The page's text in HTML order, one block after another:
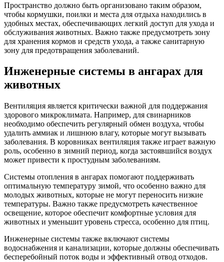
Пространство должно быть организовано таким образом,
чтобы кормушки, поилки и места для отдыха находились в
удобных местах, обеспечивающих легкий доступ для ухода и
обслуживания животных. Важно также предусмотреть зону
для хранения кормов и средств ухода, а также санитарную
зону для предотвращения заболеваний.
Инженерные системы в ангарах для
животных
Вентиляция является критически важной для поддержания
здорового микроклимата. Например, для свинарников
необходимо обеспечить регулярный обмен воздуха, чтобы
удалить аммиак и лишнюю влагу, которые могут вызывать
заболевания. В коровниках вентиляция также играет важную
роль, особенно в зимний период, когда застоявшийся воздух
может привести к простудным заболеваниям.
Системы отопления в ангарах помогают поддерживать
оптимальную температуру зимой, что особенно важно для
молодых животных, которые не могут переносить низкие
температуры. Важно также предусмотреть качественное
освещение, которое обеспечит комфортные условия для
животных и уменьшит уровень стресса, особенно для птиц.
Инженерные системы также включают системы
водоснабжения и канализации, которые должны обеспечивать
бесперебойный поток воды и эффективный отвод отходов.